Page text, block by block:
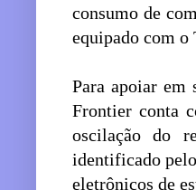
consumo de
equipado com o
Para apoiar em
Frontier conta
oscilação do
identificado
eletrônicos de